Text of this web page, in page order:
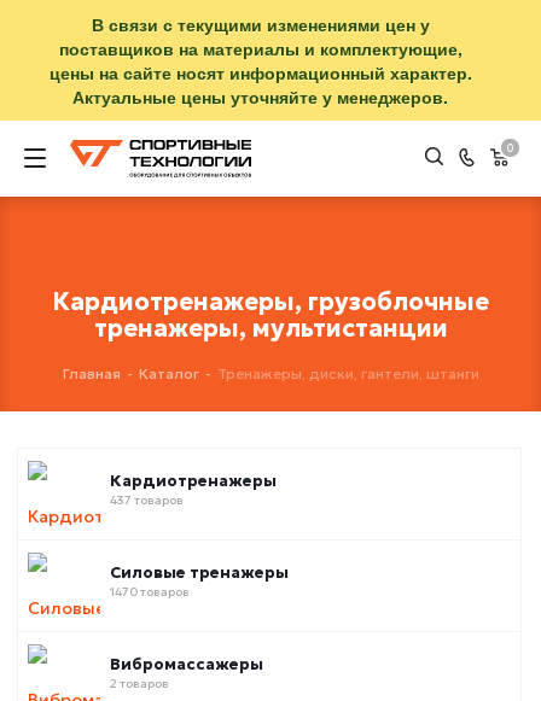
В связи с текущими изменениями цен у
поставщиков на материалы и комплектующие,
цены на сайте носят информационный характер.
Актуальные цены уточняйте у менеджеров.
0
Кардиотренажеры, грузоблочные
тренажеры, мультистанции
Главная - Каталог - Тренажеры, диски, гантели, штанги
Кардиотренажеры
437 товаров
Силовые тренажеры
1470 товаров
Вибромассажеры
2 товаров